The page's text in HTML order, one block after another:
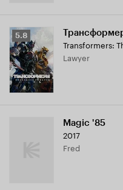
Рейтинг
Кинопоиска
5.8
5.8
Transformers:
Lawyer
Magic '85
2017
Fred